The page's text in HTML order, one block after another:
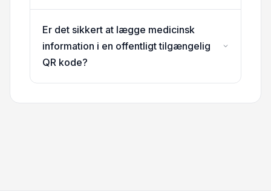
Er det sikkert at lægge medicinsk
information i en offentligt tilgængelig
QR kode?